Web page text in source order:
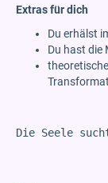
Extras für dich
Du erhälst
Du hast die
Die Seele